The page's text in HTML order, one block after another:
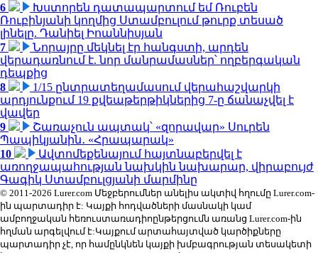
6
Խստորեն դատապարտում եմ Ռուբեն
Ռուբինյանի կողմից Ստամբուլում թուրք տեսած
լինելը. Դանիել Իոաննիսյան
7
Նորայրը մեկնել էր հանգստի, արդեն
վերադառնում է. նոր մանրամասներ՝ ողբերգական
դեպքից
8
1/15 ընտրատեղամասում վերահաշվարկի
արդյունքում 19 քվեաթերթիկներից 7-ը ճանաչվել է
վավեր
9
Շառաչուն ապտակ՝ «զորավար» Սուրեն
Պապիկյանին․ «Հրապարակ»
10
Ավտոմեքենայում հայտնաբերվել է
առողջապահության նախկին նախարար, վիրաբույժ
Գագիկ Ստամբուլցյանի մարմինը
© 2011-2026 Lurer.com Մեջբերումներ անելիս ակտիվ հղումը Lurer.com-
ին պարտադիր է: Կայքի հոդվածների մասնակի կամ
ամբողջական հեռուստառադիոընթերցումն առանց Lurer.com-ին
հղման արգելվում է:Կայքում արտահայտված կարծիքները
պարտադիր չէ, որ համընկնեն կայքի խմբագրության տեսակետի